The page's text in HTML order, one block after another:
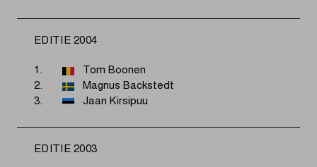
EDITIE 2004
1.
Tom Boonen
2.
Magnus Backstedt
3.
Jaan Kirsipuu
EDITIE 2003